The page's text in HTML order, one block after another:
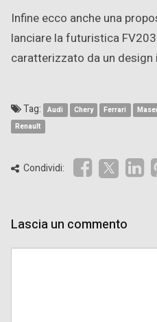
Infine ecco anche una
lanciare la futuristica
caratterizzato da un design
Tag: Audi Chery Ferrari
Renault
Condividi:
Lascia un commento